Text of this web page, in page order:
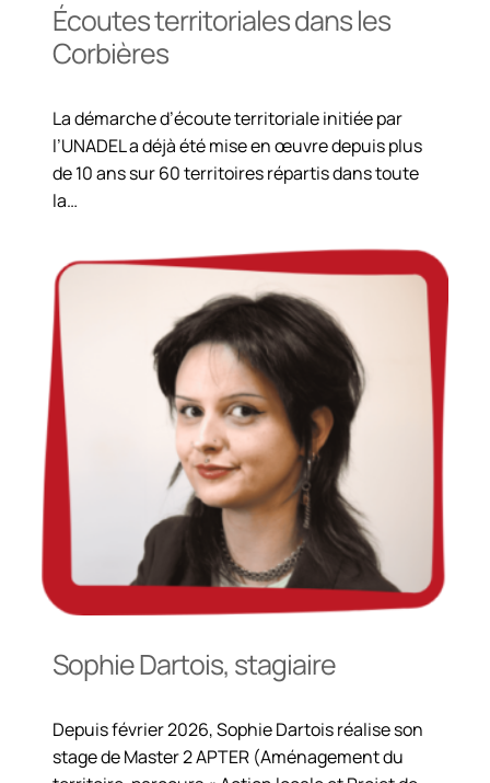
Écoutes territoriales dans les
Corbières
La démarche d’écoute territoriale initiée par
l’UNADEL a déjà été mise en œuvre depuis plus
de 10 ans sur 60 territoires répartis dans toute
la…
Sophie Dartois, stagiaire
Depuis février 2026, Sophie Dartois réalise son
stage de Master 2 APTER (Aménagement du